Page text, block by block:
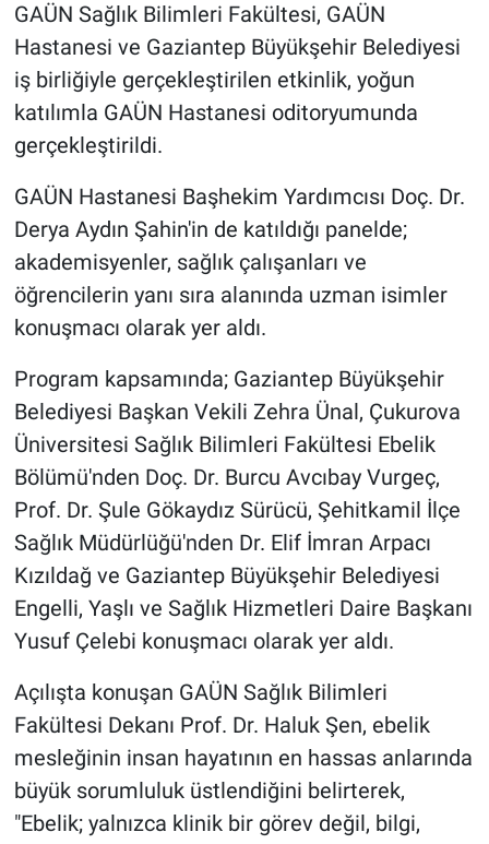
GAÜN Sağlık Bilimleri Fakültesi, GAÜN
Hastanesi ve Gaziantep Büyükşehir Belediyesi
iş birliğiyle gerçekleştirilen etkinlik, yoğun
katılımla GAÜN Hastanesi oditoryumunda
gerçekleştirildi.
GAÜN Hastanesi Başhekim Yardımcısı Doç. Dr.
Derya Aydın Şahin'in de katıldığı panelde;
akademisyenler, sağlık çalışanları ve
öğrencilerin yanı sıra alanında uzman isimler
konuşmacı olarak yer aldı.
Program kapsamında; Gaziantep Büyükşehir
Belediyesi Başkan Vekili Zehra Ünal, Çukurova
Üniversitesi Sağlık Bilimleri Fakültesi Ebelik
Bölümü'nden Doç. Dr. Burcu Avcıbay Vurgeç,
Prof. Dr. Şule Gökaydız Sürücü, Şehitkamil İlçe
Sağlık Müdürlüğü'nden Dr. Elif İmran Arpacı
Kızıldağ ve Gaziantep Büyükşehir Belediyesi
Engelli, Yaşlı ve Sağlık Hizmetleri Daire Başkanı
Yusuf Çelebi konuşmacı olarak yer aldı.
Açılışta konuşan GAÜN Sağlık Bilimleri
Fakültesi Dekanı Prof. Dr. Haluk Şen, ebelik
mesleğinin insan hayatının en hassas anlarında
büyük sorumluluk üstlendiğini belirterek,
"Ebelik; yalnızca klinik bir görev değil, bilgi,